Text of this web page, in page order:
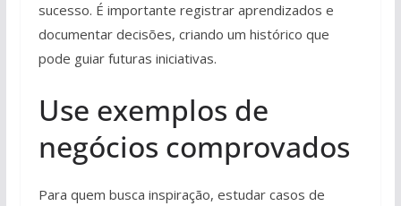
sucesso. É importante registrar aprendizados e
documentar decisões, criando um histórico que
pode guiar futuras iniciativas.
Use exemplos de
negócios comprovados
Para quem busca inspiração, estudar casos de